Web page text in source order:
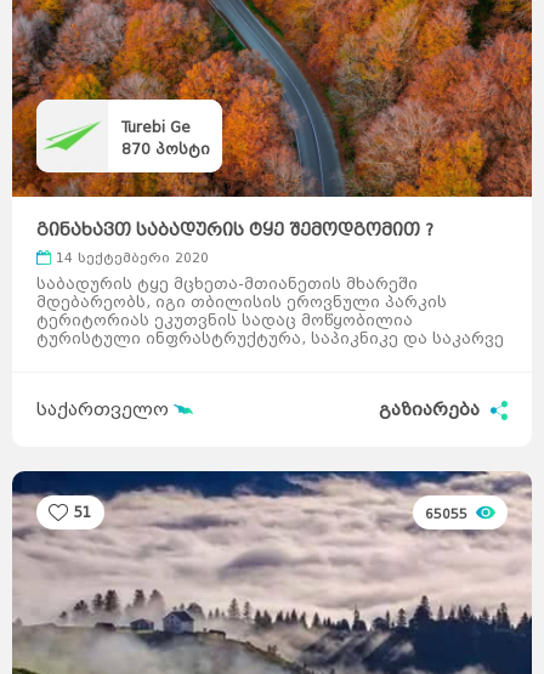
Turebi Ge
870 პოსტი
გინახავთ საბადურის ტყე შემოდგომით ?
14 სექტემბერი 2020
საბადურის ტყე მცხეთა-მთიანეთის მხარეში
მდებარეობს, იგი თბილისის ეროვნული პარკის
ტერიტორიას ეკუთვნის სადაც მოწყობილია
ტურისტული ინფრასტრუქტურა, საპიკნიკე და საკარვე
საქართველო გაზიარება
51 65055